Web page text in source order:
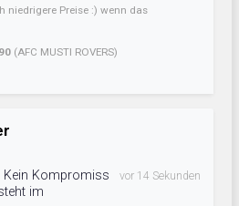
niedrigere Preise :) wenn das
(AFC MUSTI ROVERS)
Kein Kompromiss
im
vor 14 Sekunden